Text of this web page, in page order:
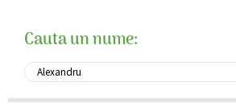
Cauta un nume: